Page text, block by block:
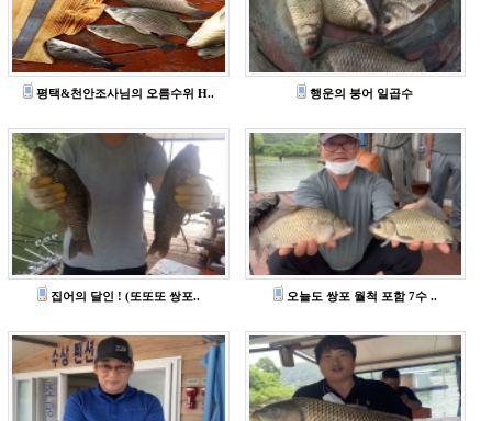
평택&천안조사님의 오름수위 H.. 행운의 붕어 일곱수
집어의 달인 ! (또또또 쌍포.. 오늘도 쌍포 월척 포함 7수 ..